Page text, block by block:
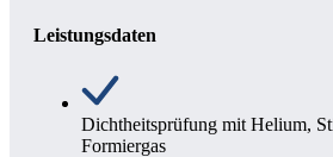
Leistungsdaten
Dichtheitsprüfung mit Helium,
Formiergas